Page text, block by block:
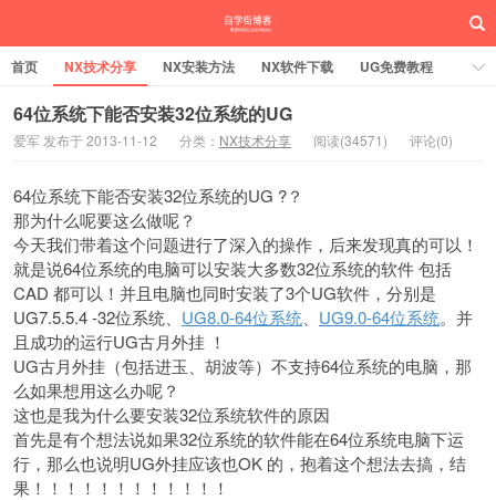
首页 NX技术分享 NX安装方法 NX软件下载
UG免费教程
UG编程加工
SW安装方法 SW技术分享
UG实战营
64位系统下能否安装32位系统的UG
爱军 发布于 2013-11-12 分类： NX技术分享 阅读(34571) 评论(0)
64位系统下能否安装32位系统的UG ?？
那为什么呢要这么做呢？
今天我们带着这个问题进行了深入的操作，后来发现真的可以！
就是说64位系统的电脑可以安装大多数32位系统的软件 包括
CAD 都可以！并且电脑也同时安装了3个UG软件，分别是
UG7.5.5.4 -32位系统、 UG8.0-64位系统 UG9.0-64位系统。并
且成功的运行UG古月外挂 ！
UG古月外挂（包括进玉、胡波等）不支持64位系统的电脑，那
么如果想用这么办呢？
这也是我为什么要安装32位系统软件的原因
首先是有个想法说如果32位系统的软件能在64位系统电脑下运
行，那么也说明UG外挂应该也OK 的，抱着这个想法去搞，结
果！！！！！！！！！！！！